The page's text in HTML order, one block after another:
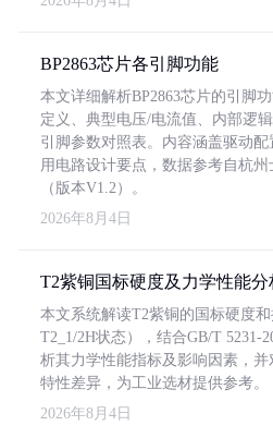
BP2863芯片各引脚功能
本文详细解析BP2863芯片的引脚
定义、典型电压/电流值、内部逻
引脚参数对照表。内容涵盖驱动
用电路设计要点，数据参考自杭
（版本V1.2）。
2026年8月4日
T2紫铜国标硬度及力学性能分
本文系统解读T2紫铜的国标硬度
T2_1/2H状态），结合GB/T 5231-
析其力学性能指标及影响因素，
特性差异，为工业选材提供参考。
2026年8月4日